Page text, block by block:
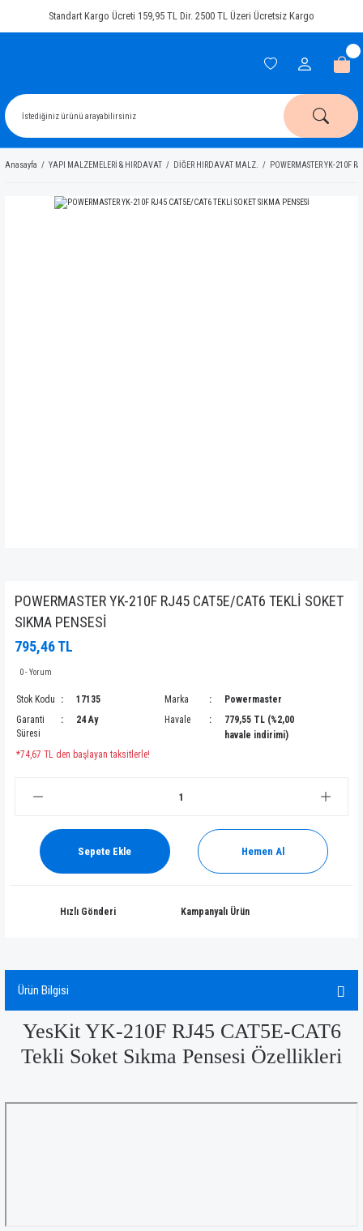
Standart Kargo Ücreti 159,95 TL Dir. 2500 TL Üzeri Ücretsiz Kargo
Anasayfa YAPI MALZEMELERİ & HIRDAVAT DİĞER HIRDAVAT MALZ. POWERMASTER YK-210F
POWERMASTER YK-210F RJ45 CAT5E/CAT6 TEKLİ SOKET
SIKMA PENSESİ
795,46 TL
0 - Yorum
Stok Kodu 17135 Marka
Powermaster
Garanti
Süresi
24 Ay Havale
779,55 TL (%2,00
havale indirimi)
*74,67 TL den başlayan taksitlerle!
Sepete Ekle Hemen Al
Hızlı Gönderi Kampanyalı Ürün
Ürün Bilgisi
YesKit YK-210F RJ45 CAT5E-CAT6
Tekli Soket Sıkma Pensesi Özellikleri